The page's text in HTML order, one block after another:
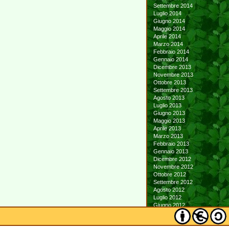
Settembre 2014
Luglio 2014
Giugno 2014
Maggio 2014
Aprile 2014
Marzo 2014
Febbraio 2014
Gennaio 2014
Dicembre 2013
Novembre 2013
Ottobre 2013
Settembre 2013
Agosto 2013
Luglio 2013
Giugno 2013
Maggio 2013
Aprile 2013
Marzo 2013
Febbraio 2013
Gennaio 2013
Dicembre 2012
Novembre 2012
Ottobre 2012
Settembre 2012
Agosto 2012
Luglio 2012
Giugno 2012
Maggio 2012
Aprile 2012